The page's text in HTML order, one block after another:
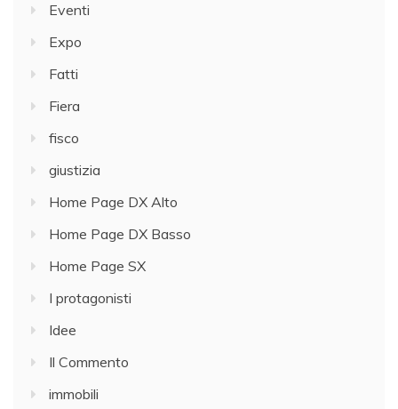
Eventi
Expo
Fatti
Fiera
fisco
giustizia
Home Page DX Alto
Home Page DX Basso
Home Page SX
I protagonisti
Idee
Il Commento
immobili